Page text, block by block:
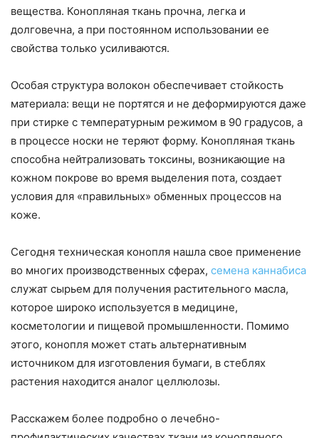
вещества. Конопляная ткань прочна, легка и
долговечна, а при постоянном использовании ее
свойства только усиливаются.
Особая структура волокон обеспечивает стойкость
материала: вещи не портятся и не деформируются даже
при стирке с температурным режимом в 90 градусов, а
в процессе носки не теряют форму. Конопляная ткань
способна нейтрализовать токсины, возникающие на
кожном покрове во время выделения пота, создает
условия для «правильных» обменных процессов на
коже.
Сегодня техническая конопля нашла свое применение
во многих производственных сферах, семена каннабиса
служат сырьем для получения растительного масла,
которое широко используется в медицине,
косметологии и пищевой промышленности. Помимо
этого, конопля может стать альтернативным
источником для изготовления бумаги, в стеблях
растения находится аналог целлюлозы.
Расскажем более подробно о лечебно-